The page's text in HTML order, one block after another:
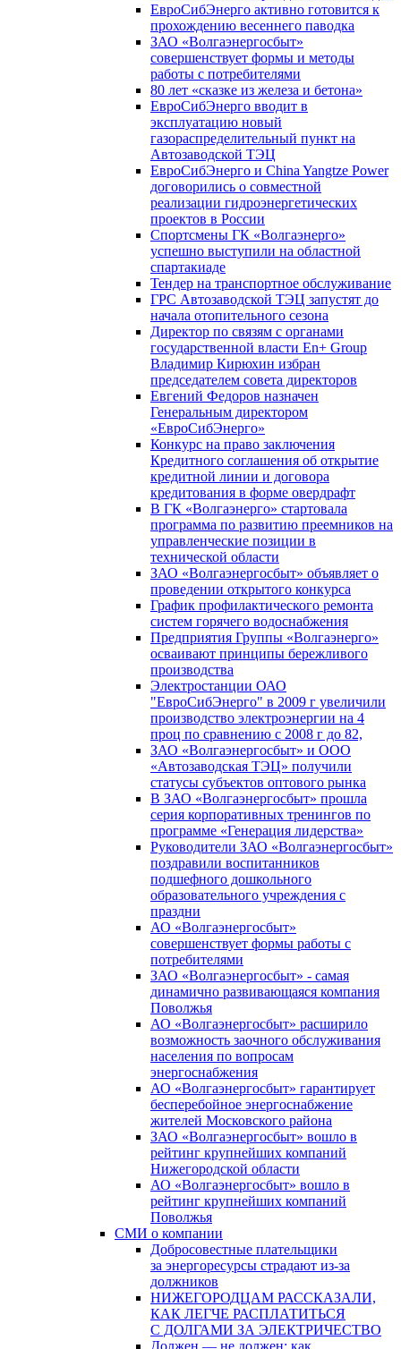
ЕвроСибЭнерго активно готовится к
прохождению весеннего паводка
ЗАО «Волгаэнергосбыт»
совершенствует формы и методы
работы с потребителями
80 лет «сказке из железа и бетона»
ЕвроСибЭнерго вводит в
эксплуатацию новый
газораспределительный пункт на
Автозаводской ТЭЦ
ЕвроСибЭнерго и China Yangtze Power
договорились о совместной
реализации гидроэнергетических
проектов в России
Спортсмены ГК «Волгаэнерго»
успешно выступили на областной
спартакиаде
Тендер на транспортное обслуживание
ГРС Автозаводской ТЭЦ запустят до
начала отопительного сезона
Директор по связям с органами
государственной власти En+ Group
Владимир Кирюхин избран
председателем совета директоров
Евгений Федоров назначен
Генеральным директором
«ЕвроСибЭнерго»
Конкурс на право заключения
Кредитного соглашения об открытие
кредитной линии и договора
кредитования в форме овердрафт
В ГК «Волгаэнерго» стартовала
программа по развитию преемников на
управленческие позиции в
технической области
ЗАО «Волгаэнергосбыт» объявляет о
проведении открытого конкурса
График профилактического ремонта
систем горячего водоснабжения
Предприятия Группы «Волгаэнерго»
осваивают принципы бережливого
производства
Электростанции ОАО
"ЕвроСибЭнерго" в 2009 г увеличили
производство электроэнергии на 4
проц по сравнению с 2008 г до 82,
ЗАО «Волгаэнергосбыт» и ООО
«Автозаводская ТЭЦ» получили
статусы субъектов оптового рынка
В ЗАО «Волгаэнергосбыт» прошла
серия корпоративных тренингов по
программе «Генерация лидерства»
Руководители ЗАО «Волгаэнергосбыт»
поздравили воспитанников
подшефного дошкольного
образовательного учреждения с
праздни
АО «Волгаэнергосбыт»
совершенствует формы работы с
потребителями
ЗАО «Волгаэнергосбыт» - самая
динамично развивающаяся компания
Поволжья
АО «Волгаэнергосбыт» расширило
возможность заочного обслуживания
населения по вопросам
энергоснабжения
АО «Волгаэнергосбыт» гарантирует
бесперебойное энергоснабжение
жителей Московского района
ЗАО «Волгаэнергосбыт» вошло в
рейтинг крупнейших компаний
Нижегородской области
АО «Волгаэнергосбыт» вошло в
рейтинг крупнейших компаний
Поволжья
СМИ о компании
Добросовестные плательщики
за энергоресурсы страдают из-за
должников
НИЖЕГОРОДЦАМ РАССКАЗАЛИ,
КАК ЛЕГЧЕ РАСПЛАТИТЬСЯ
С ДОЛГАМИ ЗА ЭЛЕКТРИЧЕСТВО